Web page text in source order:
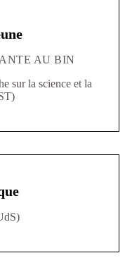
AU BIN
sur la science et la